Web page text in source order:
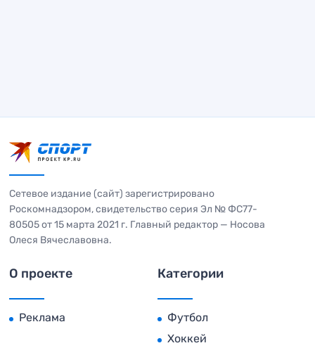
Сетевое издание (сайт) зарегистрировано
Роскомнадзором, свидетельство серия Эл № ФС77-
80505 от 15 марта 2021 г. Главный редактор — Носова
Олеся Вячеславовна.
О проекте
Реклама
Категории
Футбол
Хоккей